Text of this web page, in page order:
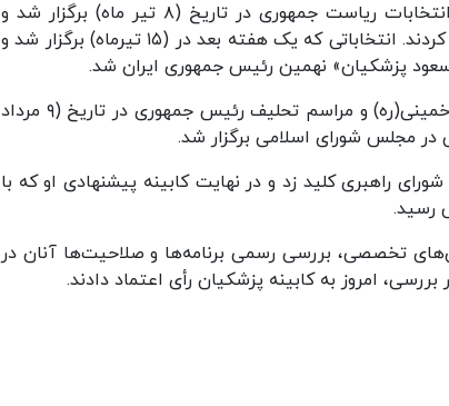
همراهانش در سانحه سقوط بالگرد برگزار شده بود، مرحله اول انتخابات ریاست جمهوری در تاریخ (۸ تیر ماه) برگزار شد و
سعید جلیلی و مسعود پزشکیان به مرحله دوم انتخابات راه پیدا کردند. انتخاباتی که یک هفته بعد در (۱۵ تیرماه) برگزار شد و
مراسم تنفیذ پزشکیان در تاریخ (۷ مرداد ماه) در حسینیه امام خمینی(ره) و مراسم تحلیف رئیس جمهوری در تاریخ (۹ مرداد
مجلس شورای اسلامی برگزار شد.
راهبری کلید زد و در نهایت کابینه پیشنهادی او که با
تخصصی، بررسی رسمی برنامه‌ها و صلاحیت‌ها آنان در